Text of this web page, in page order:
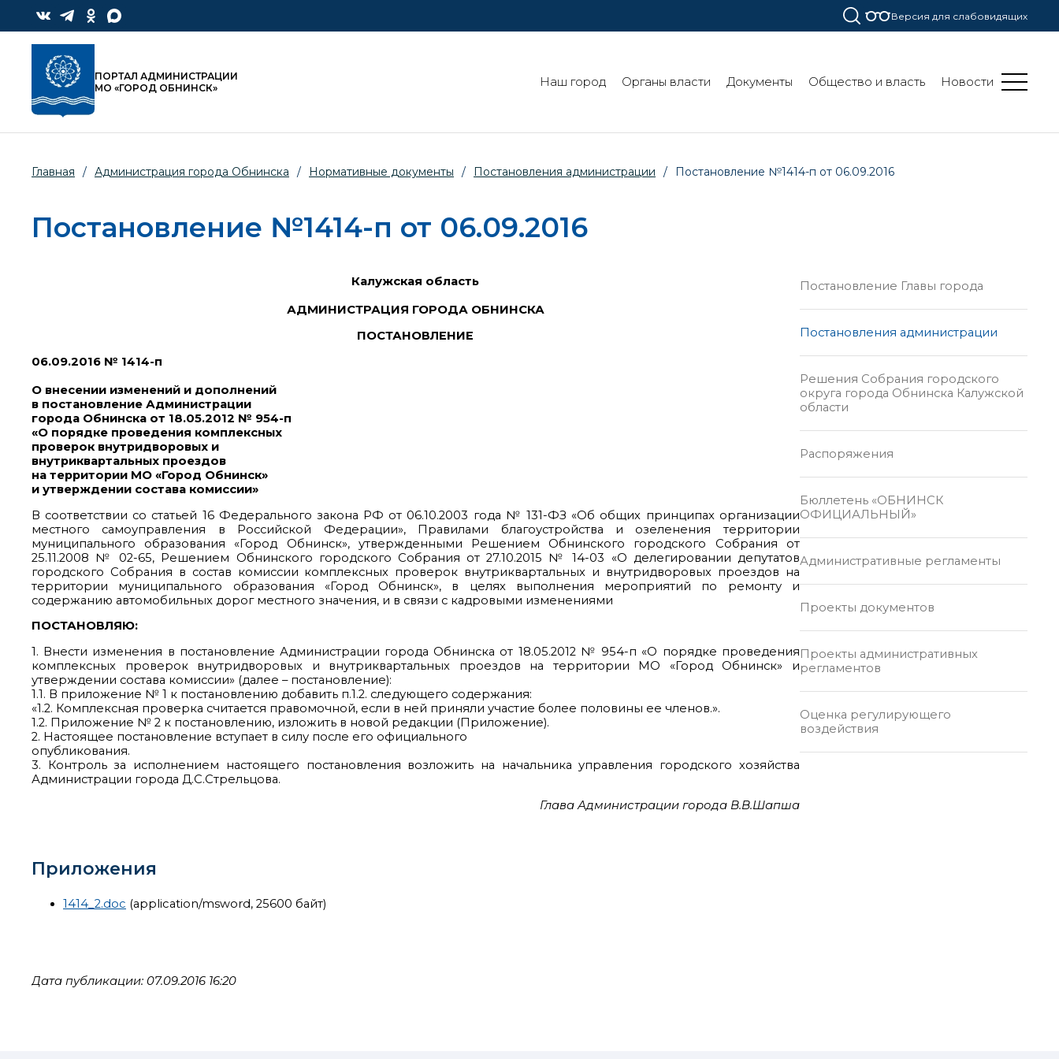
Версия для слабовидящих
ПОРТАЛ АДМИНИСТРАЦИИ
МО «ГОРОД ОБНИНСК»
Наш город Органы власти Документы Общество и власть Новости
Главная / Администрация города Обнинска / Нормативные документы / Постановления администрации / Постановление №1414-п от 06.09.2016
Постановление №1414-п от 06.09.2016
Калужская область
АДМИНИСТРАЦИЯ ГОРОДА ОБНИНСКА
ПОСТАНОВЛЕНИЕ
06.09.2016 № 1414-п
О внесении изменений и дополнений
в постановление Администрации
города Обнинска от 18.05.2012 № 954-п
«О порядке проведения комплексных
проверок внутридворовых и
внутриквартальных проездов
на территории МО «Город Обнинск»
и утверждении состава комиссии»
В соответствии со статьей 16 Федерального закона РФ от 06.10.2003 года № 131-ФЗ «Об общих принципах организации
местного самоуправления в Российской Федерации», Правилами благоустройства и озеленения территории
муниципального образования «Город Обнинск», утвержденными Решением Обнинского городского Собрания от
25.11.2008 № 02-65, Решением Обнинского городского Собрания от 27.10.2015 № 14-03 «О делегировании депутатов
городского Собрания в состав комиссии комплексных проверок внутриквартальных и внутридворовых проездов на
территории муниципального образования «Город Обнинск», в целях выполнения мероприятий по ремонту и
содержанию автомобильных дорог местного значения, и в связи с кадровыми изменениями
ПОСТАНОВЛЯЮ:
1. Внести изменения в постановление Администрации города Обнинска от 18.05.2012 № 954-п «О порядке проведения
комплексных проверок внутридворовых и внутриквартальных проездов на территории МО «Город Обнинск» и
утверждении состава комиссии» (далее – постановление):
1.1. В приложение № 1 к постановлению добавить п.1.2. следующего содержания:
«1.2. Комплексная проверка считается правомочной, если в ней приняли участие более половины ее членов.».
1.2. Приложение № 2 к постановлению, изложить в новой редакции (Приложение).
2. Настоящее постановление вступает в силу после его официального
опубликования.
3. Контроль за исполнением настоящего постановления возложить на начальника управления городского хозяйства
Администрации города Д.С.Стрельцова.
Глава Администрации города В.В.Шапша
Приложения
1414_2.doc (application/msword, 25600 байт)
Дата публикации: 07.09.2016 16:20
Постановление Главы города
Постановления администрации
Решения Собрания городского
округа города Обнинска Калужской
области
Распоряжения
Бюллетень «ОБНИНСК
ОФИЦИАЛЬНЫЙ»
Административные регламенты
Проекты документов
Проекты административных
регламентов
Оценка регулирующего
воздействия